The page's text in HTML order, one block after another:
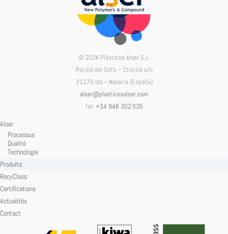
© 2024 Plásticos Alser S.L.
Pol.Ind.del Soto – Ctra.Iza s/n
31170 Iza – Navarra (España)
alser@plasticosalser.com
Tel. +34 948 302 035
Alser
Processus
Qualité
Technologie
Produits
RecyClass
Certifications
Actualités
Contact